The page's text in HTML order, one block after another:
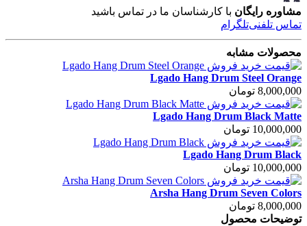
مشاوره رایگان با کارشناسان ما در تماس باشید
تماس تلفنیتلگرام
محصولات مشابه
Lgado Hang Drum Steel Orange
8,000,000 تومان
Lgado Hang Drum Black Matte
10,000,000 تومان
Lgado Hang Drum Black
10,000,000 تومان
Arsha Hang Drum Seven Colors
8,000,000 تومان
توضیحات محصول